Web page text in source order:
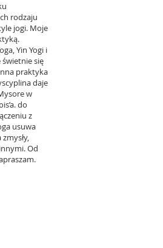
rodzaju
jogi. Moje
Yin Yogi i
świetnie się
praktyka
daje
w
do
z
usuwa
Od